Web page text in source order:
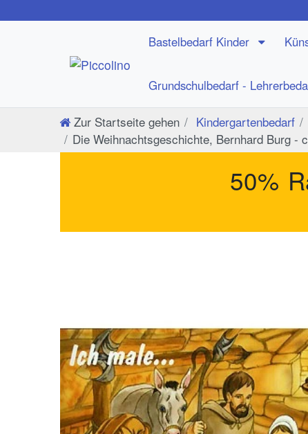
Bastelbedarf Kinder
Grundschulbedarf -
Zur Startseite gehen Kindergartenbedarf
Die Weihnachtsgeschichte, Bernhard Burg -
50%